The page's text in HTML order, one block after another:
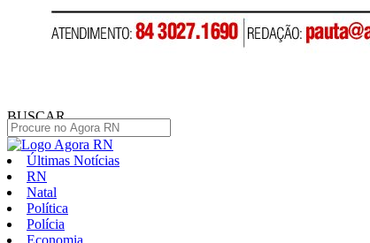
BUSCAR
Últimas Notícias
RN
Natal
Política
Polícia
Economia